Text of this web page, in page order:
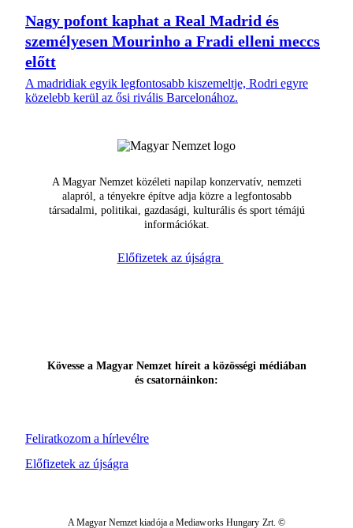
Nagy pofont kaphat a Real Madrid és
személyesen Mourinho a Fradi elleni meccs
előtt
A madridiak egyik legfontosabb kiszemeltje, Rodri egyre
közelebb kerül az ősi rivális Barcelonához.
A Magyar Nemzet közéleti napilap konzervatív, nemzeti
alapról, a tényekre építve adja közre a legfontosabb
társadalmi, politikai, gazdasági, kulturális és sport témájú
információkat.
Előfizetek az újságra
Feliratkozom a hírlevélre
Kövesse a Magyar Nemzet híreit a közösségi médiában
és csatornáinkon:
Előfizetek az újságra
A Magyar Nemzet kiadója a Mediaworks Hungary Zrt. ©